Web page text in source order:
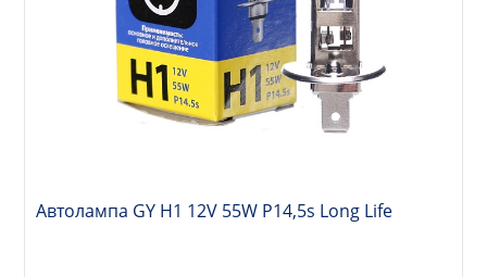
Автолампа GY Н1 12V 55W P14,5s Long Life